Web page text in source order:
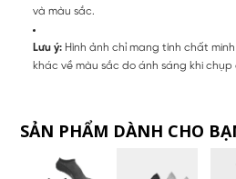
và màu sắc.
Lưu ý: Hình ảnh chỉ mang tính chất
khác về màu sắc do ánh sáng khi
SẢN PHẨM DÀNH CHO